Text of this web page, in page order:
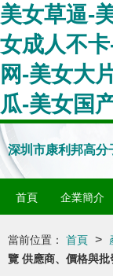
美女草逼-
女成人不
网-美女大
瓜-美女国
深圳市康利邦高分
首頁 企業簡介
當前位置： 首頁 >
覽 供應商、價格與